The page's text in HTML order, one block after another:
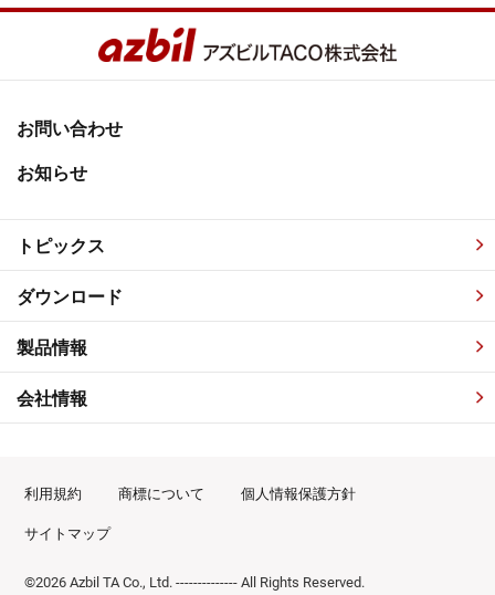
お問い合わせ
お知らせ
トピックス
ダウンロード
製品情報
会社情報
利用規約 商標について
個人情報保護方針
サイトマップ
©2026 Azbil TA Co., Ltd. -------------- All Rights Reserved.